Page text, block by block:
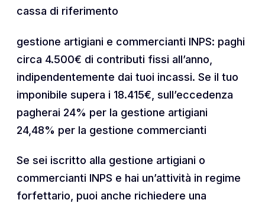
cassa di riferimento
gestione artigiani e commercianti INPS: paghi
circa 4.500€ di contributi fissi all’anno,
indipendentemente dai tuoi incassi. Se il tuo
imponibile supera i 18.415€, sull’eccedenza
pagherai 24% per la gestione artigiani
24,48% per la gestione commercianti
Se sei iscritto alla gestione artigiani o
commercianti INPS e hai un’attività in regime
forfettario, puoi anche richiedere una